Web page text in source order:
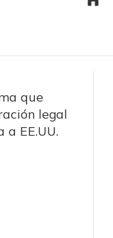
que
legal
a EE.UU.